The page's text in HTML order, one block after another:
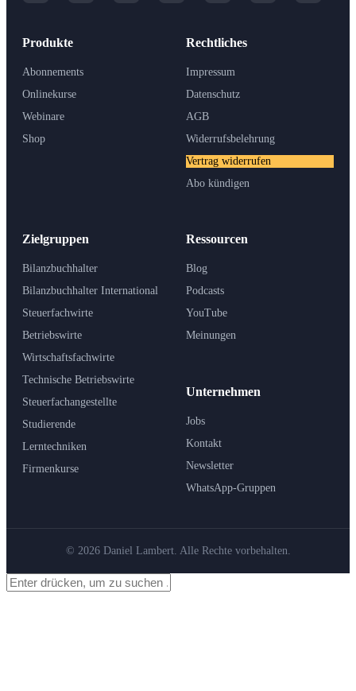
Produkte
Abonnements
Onlinekurse
Webinare
Shop
Zielgruppen
Bilanzbuchhalter
Bilanzbuchhalter International
Steuerfachwirte
Betriebswirte
Wirtschaftsfachwirte
Technische Betriebswirte
Steuerfachangestellte
Studierende
Lerntechniken
Firmenkurse
Ressourcen
Blog
Podcasts
YouTube
Meinungen
Unternehmen
Jobs
Kontakt
Newsletter
WhatsApp-Gruppen
Rechtliches
Impressum
Datenschutz
AGB
Widerrufsbelehrung
Vertrag widerrufen
Abo kündigen
© 2026 Daniel Lambert. Alle Rechte vorbehalten.